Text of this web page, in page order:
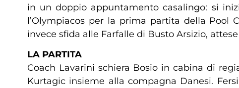
in un doppio appuntamento casalingo: si
l’Olympiacos per la prima partita della Pool
invece sfida alle Farfalle di Busto Arsizio,
LA PARTITA
Coach Lavarini schiera Bosio in cabina di
Kurtagic insieme alla compagna Danesi.